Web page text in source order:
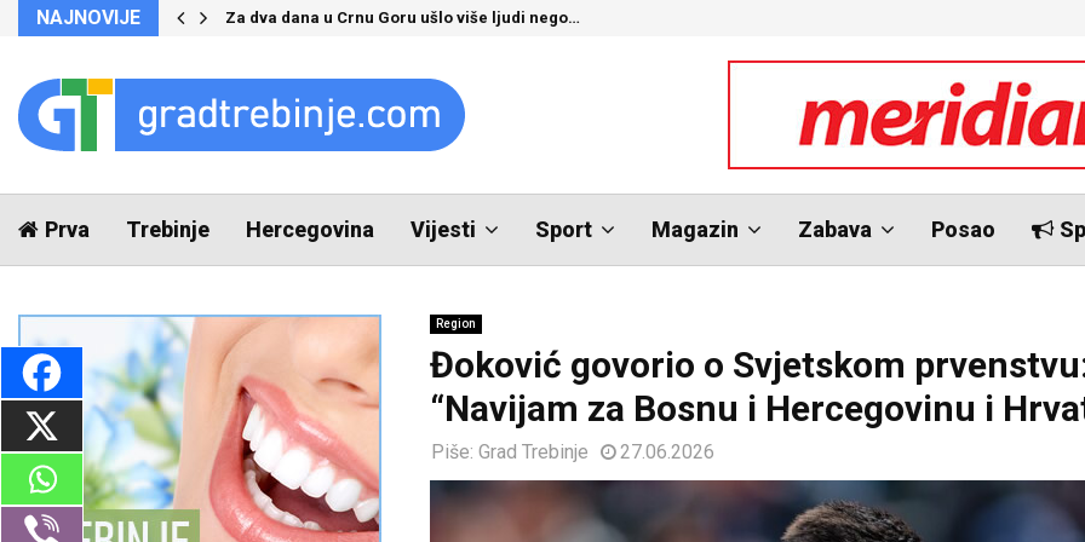
NAJNOVIJE Za dva dana u Crnu Goru ušlo više ljudi nego…
Prva Trebinje Hercegovina Vijesti Sport Magazin Zabava Posao
Region
Đoković govorio o Svjetskom
“Navijam za Bosnu i Hercegovinu i
Piše: Grad Trebinje 27.06.2026